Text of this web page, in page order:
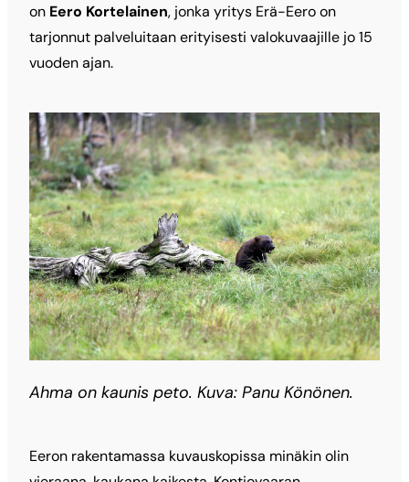
on Eero Kortelainen, jonka yritys Erä-Eero on
tarjonnut palveluitaan erityisesti valokuvaajille jo 15
vuoden ajan.
Ahma on kaunis peto. Kuva: Panu Könönen.
Eeron rakentamassa kuvauskopissa minäkin olin